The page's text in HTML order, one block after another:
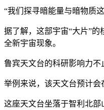
“我们探寻暗能量与暗物质
据了解，这部宇宙“大片”
全新宇宙现象。
鲁宾天文台的科研影响力不
举例来说，该天文台预计会
这座天文台坐落于智利北部